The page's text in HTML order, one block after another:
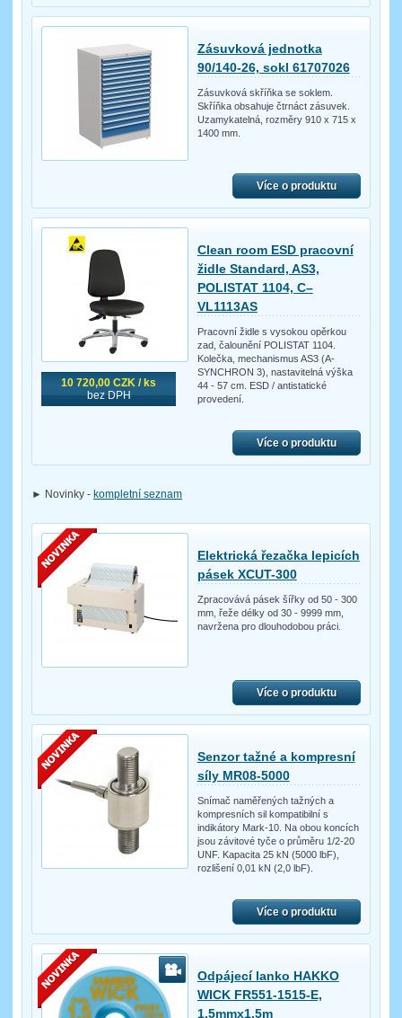
Zásuvková jednotka
90/140-26, sokl 61707026
Zásuvková skříňka se soklem.
Skříňka obsahuje čtrnáct zásuvek.
Uzamykatelná, rozměry 910 x 715 x
1400 mm.
Více o produktu
10 720,00 CZK / ks
bez DPH
Clean room ESD pracovní
židle Standard, AS3,
POLISTAT 1104, C–
VL1113AS
Pracovní židle s vysokou opěrkou
zad, čalounění POLISTAT 1104.
Kolečka, mechanismus AS3 (A-
SYNCHRON 3), nastavitelná výška
44 - 57 cm. ESD / antistatické
provedení.
Více o produktu
► Novinky - kompletní seznam
Elektrická řezačka lepicích
pásek XCUT-300
Zpracovává pásek šířky od 50 - 300
mm, řeže délky od 30 - 9999 mm,
navržena pro dlouhodobou práci.
Více o produktu
Senzor tažné a kompresní
síly MR08-5000
Snímač naměřených tažných a
kompresních sil kompatibilní s
indikátory Mark-10. Na obou koncích
jsou závitové tyče o průměru 1/2-20
UNF. Kapacita 25 kN (5000 lbF),
rozlišení 0,01 kN (2,0 lbF).
Více o produktu
Odpájecí lanko HAKKO
WICK FR551-1515-E,
1,5mmx1,5m